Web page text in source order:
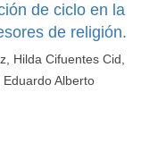
de ciclo en la
de religión.
Hilda Cifuentes Cid,
Alberto